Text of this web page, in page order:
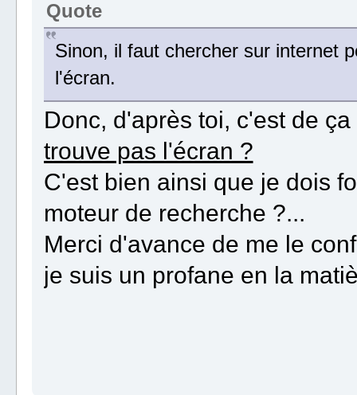
Quote
Sinon, il faut chercher sur internet
l'écran.
Donc, d'après toi, c'est de
trouve pas l'écran ?
C'est bien ainsi que je dois
moteur de recherche ?...
Merci d'avance de me le
je suis un profane en la